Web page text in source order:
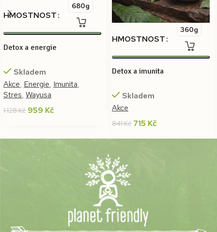
HMOSTNOST
680g
Detox a energie
Skladem
Akce, Energie, Imunita,
Stres, Wayusa
1 128Kč 959 Kč
HMOSTNOST
360g
Detox a imunita
Skladem
Akce
841Kč 715 Kč